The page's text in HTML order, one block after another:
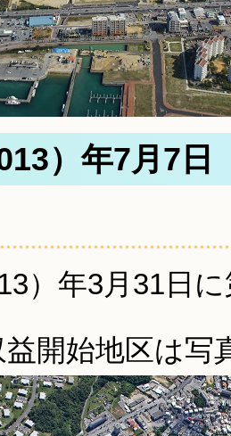
）年7月7
）年3月31日
開始地区は写